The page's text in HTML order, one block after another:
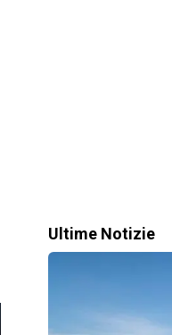
Ultime Notizie